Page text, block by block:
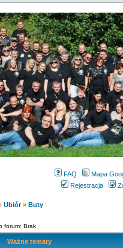
FAQ
Mapa
Rejestracja
Ubiór» Buty
forum: Brak
Ważne tematy